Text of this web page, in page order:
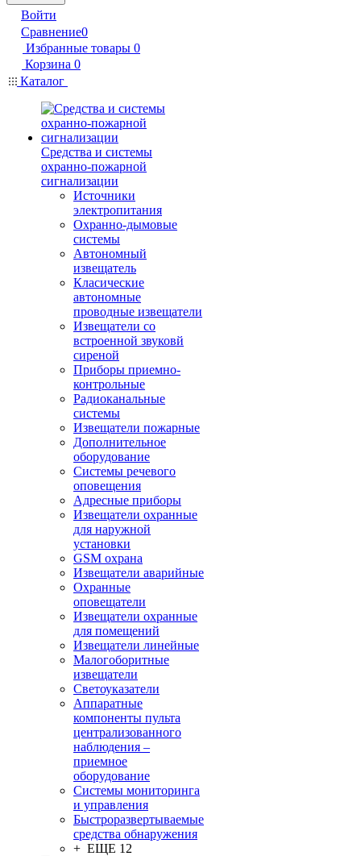
Войти
Сравнение0
Избранные товары 0
Корзина 0
Каталог
Средства и системы
охранно-пожарной
сигнализации
Источники
электропитания
Охранно-дымовые
системы
Автономный
извещатель
Класические
автономные
проводные извещатели
Извещатели со
встроенной звуковй
сиреной
Приборы приемно-
контрольные
Радиоканальные
системы
Извещатели пожарные
Дополнительное
оборудование
Системы речевого
оповещения
Адресные приборы
Извещатели охранные
для наружной
установки
GSM охрана
Извещатели аварийные
Охранные
оповещатели
Извещатели охранные
для помещений
Извещатели линейные
Малогоборитные
извещатели
Светоуказатели
Аппаратные
компоненты пульта
централизованного
наблюдения –
приемное
оборудование
Системы мониторинга
и управления
Быстроразвертываемые
средства обнаружения
+ ЕЩЕ 12